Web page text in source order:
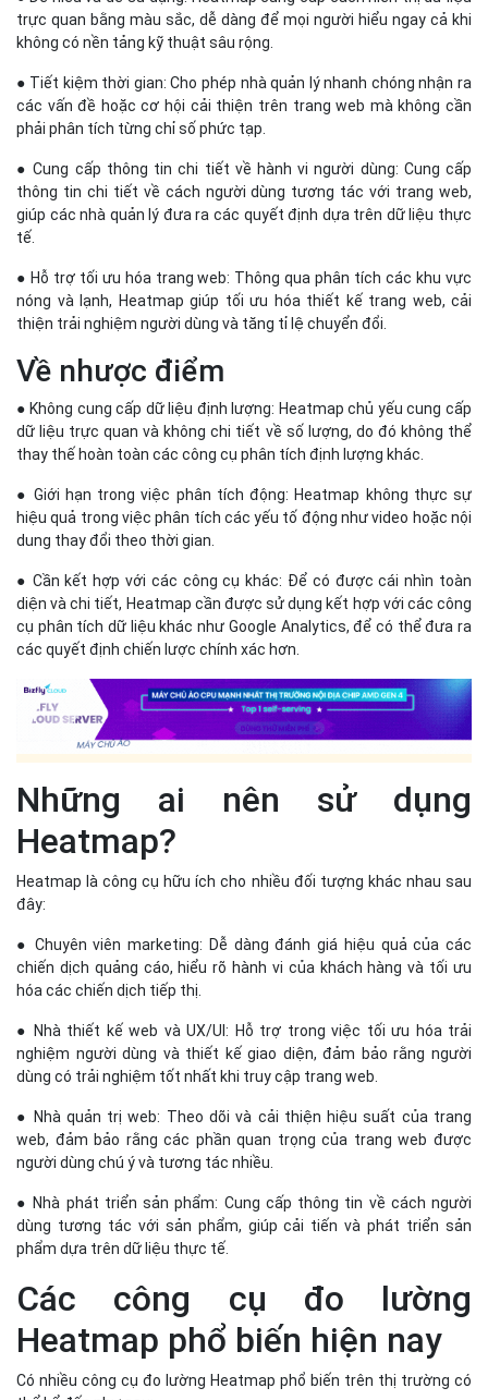
● Hỗ trợ tối ưu hóa trang web: Thông qua phân tích các khu vực
nóng và lạnh, Heatmap giúp tối ưu hóa thiết kế trang web, cải
thiện trải nghiệm người dùng và tăng tỉ lệ chuyển đổi.
Về nhược điểm
● Không cung cấp dữ liệu định lượng: Heatmap chủ yếu cung cấp
dữ liệu trực quan và không chi tiết về số lượng, do đó không thể
thay thế hoàn toàn các công cụ phân tích định lượng khác.
● Giới hạn trong việc phân tích động: Heatmap không thực sự
hiệu quả trong việc phân tích các yếu tố động như video hoặc nội
dung thay đổi theo thời gian.
● Cần kết hợp với các công cụ khác: Để có được cái nhìn toàn
diện và chi tiết, Heatmap cần được sử dụng kết hợp với các công
cụ phân tích dữ liệu khác như Google Analytics, để có thể đưa ra
các quyết định chiến lược chính xác hơn.
Những ai nên sử dụng
Heatmap?
Heatmap là công cụ hữu ích cho nhiều đối tượng khác nhau sau
đây:
● Chuyên viên marketing: Dễ dàng đánh giá hiệu quả của các
chiến dịch quảng cáo, hiểu rõ hành vi của khách hàng và tối ưu
hóa các chiến dịch tiếp thị.
● Nhà thiết kế web và UX/UI: Hỗ trợ trong việc tối ưu hóa trải
nghiệm người dùng và thiết kế giao diện, đảm bảo rằng người
dùng có trải nghiệm tốt nhất khi truy cập trang web.
web, đảm bảo rằng các phần quan trọng của trang web được
người dùng chú ý và tương tác nhiều.
● Nhà phát triển sản phẩm: Cung cấp thông tin về cách người
dùng tương tác với sản phẩm, giúp cải tiến và phát triển sản
phẩm dựa trên dữ liệu thực tế.
Các công cụ đo lường
Heatmap phổ biến hiện nay
Có nhiều công cụ đo lường Heatmap phổ biến trên thị trường có
thể kể đến như sau:
● Hotjar: Đây là một trong những công cụ Heatmap phổ biến nhất.
Hotjar cung cấp nhiều tính năng như theo dõi hành vi người dùng,
ghi lại phiên truy cập và khảo sát người dùng.
nhấp chuột, Heatmap cuộn trang và bản đồ lớp, giúp phân tích chi
tiết hơn về hành vi người dùng.
và cuộn trang, đồng thời cung cấp các bản ghi phiên truy cập để